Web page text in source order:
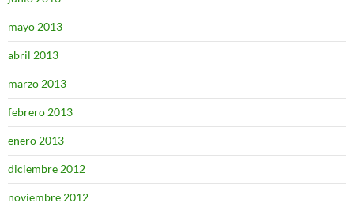
mayo 2013
abril 2013
marzo 2013
febrero 2013
enero 2013
diciembre 2012
noviembre 2012